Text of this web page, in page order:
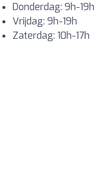
Donderdag: 9h-19h
Vrijdag: 9h-19h
Zaterdag: 10h-17h